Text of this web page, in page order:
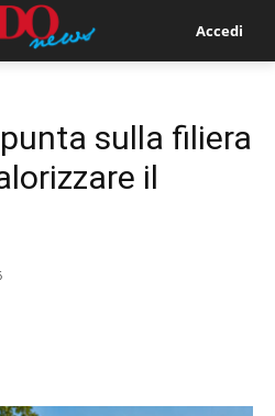
Accedi
sulla filiera
il